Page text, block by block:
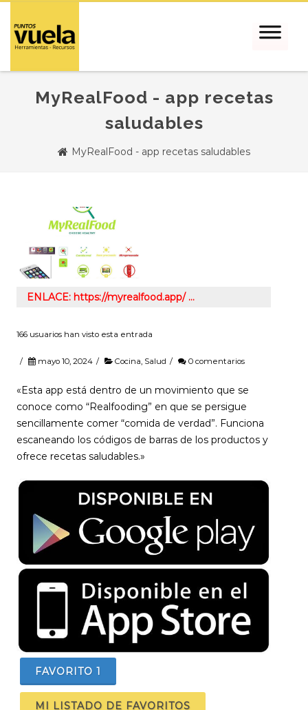
MyRealFood - app recetas
saludables
MyRealFood - app recetas saludables
ENLACE: https://myrealfood.app/ …
166 usuarios han visto esta entrada
/ mayo 10, 2024 / Cocina, Salud / 0 comentarios
«Esta app está dentro de un movimiento que se
conoce como “Realfooding” en que se persigue
sencillamente comer “comida de verdad”. Funciona
escaneando los códigos de barras de los productos y
ofrece recetas saludables.»
FAVORITO 1
MI LISTADO DE FAVORITOS